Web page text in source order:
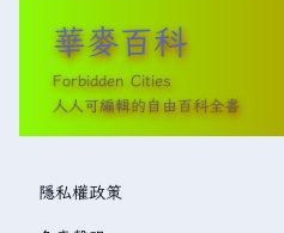
華麥百科
Forbidden Cities
人人可編輯的自由百科全書
隱私權政策